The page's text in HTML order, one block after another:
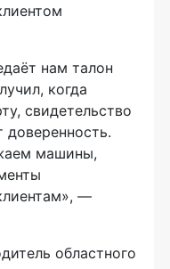
нам талон
когда
свидетельство
машины,
—
областного